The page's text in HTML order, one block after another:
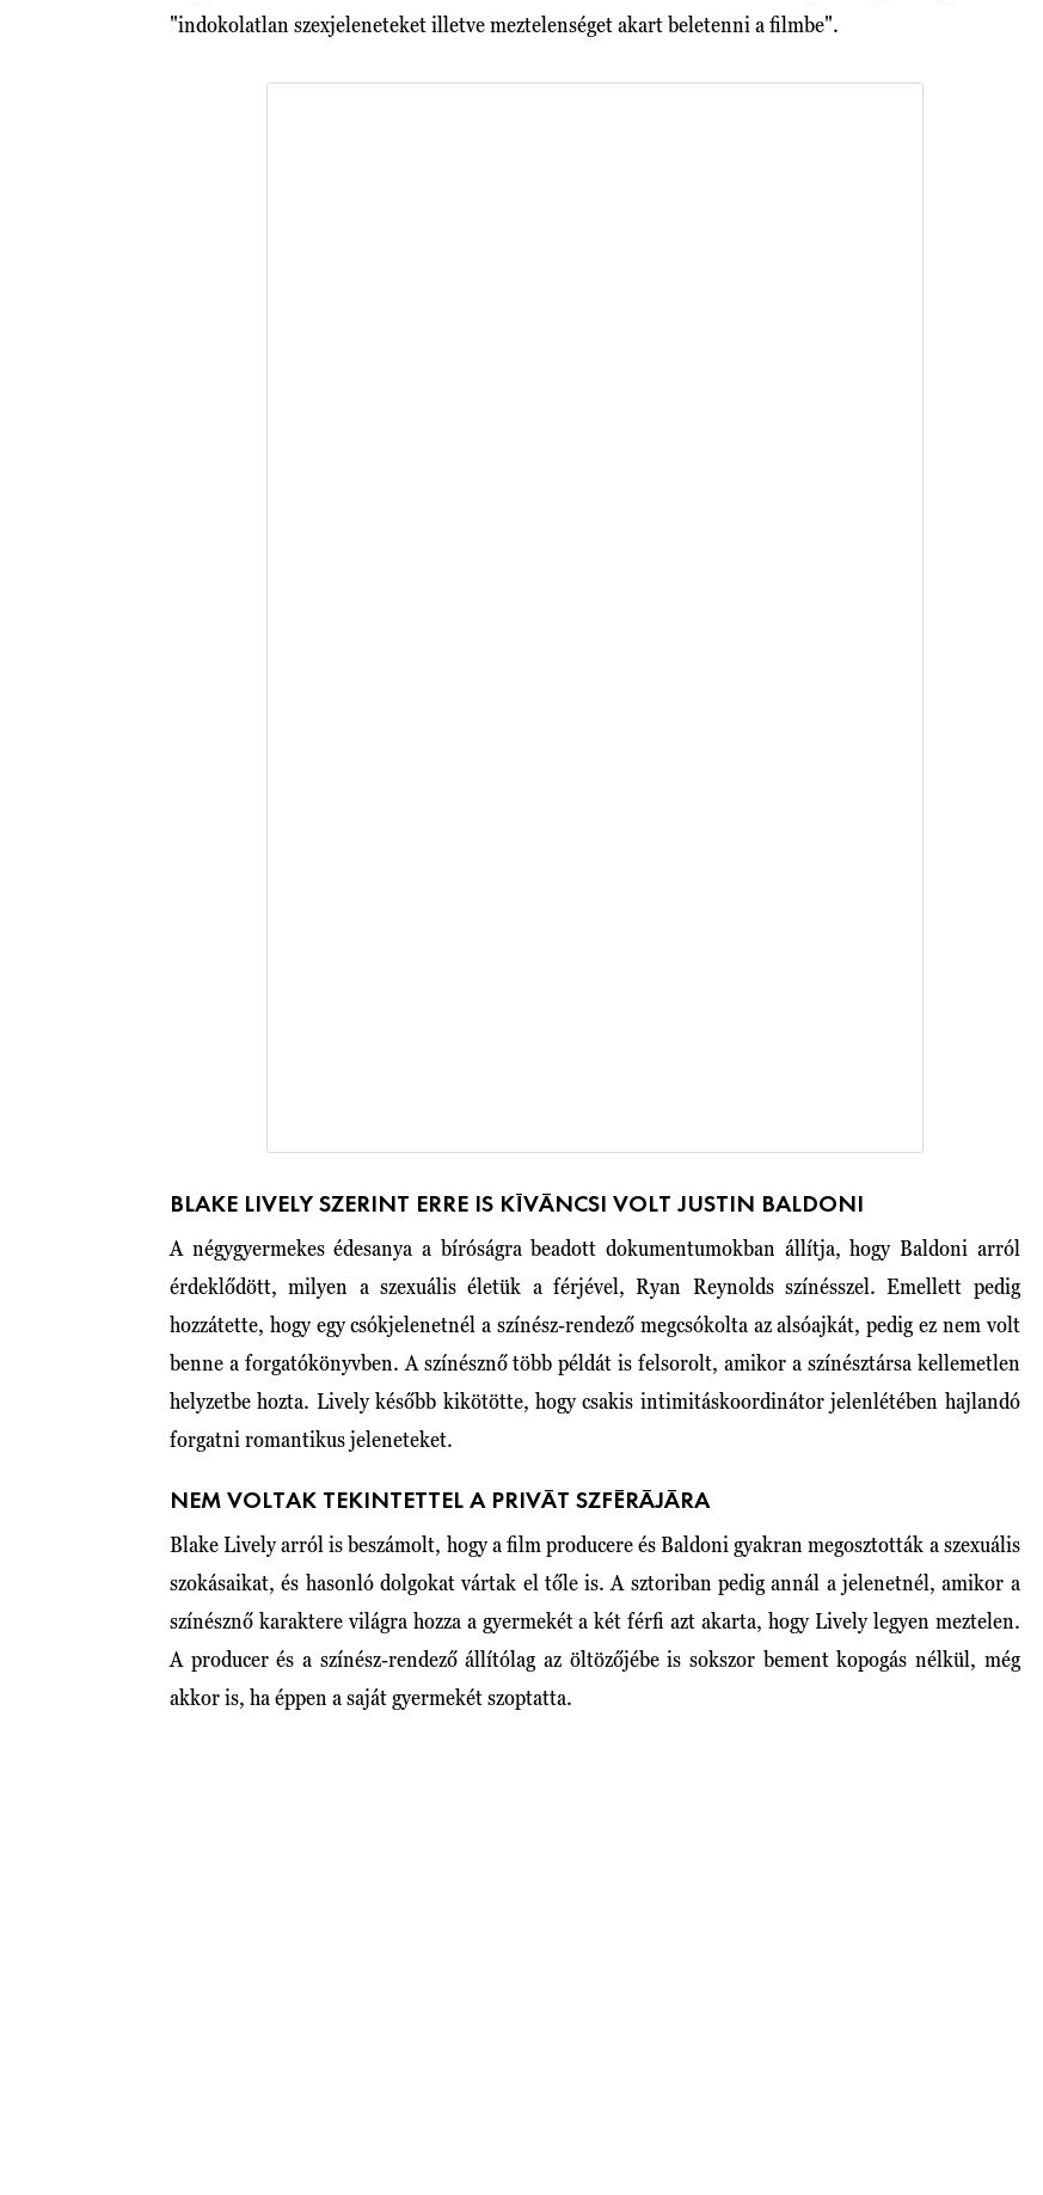
"indokolatlan szexjeleneteket illetve meztelenséget akart beletenni a filmbe".
BLAKE LIVELY SZERINT ERRE IS KÍVÁNCSI VOLT JUSTIN BALDONI
A négygyermekes édesanya a bíróságra beadott dokumentumokban állítja, hogy Baldoni arról
érdeklődött, milyen a szexuális életük a férjével, Ryan Reynolds színésszel. Emellett pedig
hozzátette, hogy egy csókjelenetnél a színész-rendező megcsókolta az alsóajkát, pedig ez nem volt
benne a forgatókönyvben. A színésznő több példát is felsorolt, amikor a színésztársa kellemetlen
helyzetbe hozta. Lively később kikötötte, hogy csakis intimitáskoordinátor jelenlétében hajlandó
forgatni romantikus jeleneteket.
NEM VOLTAK TEKINTETTEL A PRIVÁT SZFÉRÁJÁRA
Blake Lively arról is beszámolt, hogy a film producere és Baldoni gyakran megosztották a szexuális
szokásaikat, és hasonló dolgokat vártak el tőle is. A sztoriban pedig annál a jelenetnél, amikor a
színésznő karaktere világra hozza a gyermekét a két férfi azt akarta, hogy Lively legyen meztelen.
A producer és a színész-rendező állítólag az öltözőjébe is sokszor bement kopogás nélkül, még
akkor is, ha éppen a saját gyermekét szoptatta.